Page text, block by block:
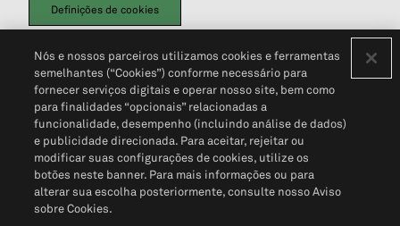
Definições de cookies
Política de PrivacidadePortal de privacidade do cliente (em inglês)
Não Venda Minhas Informações Pessoais© 2026 S&P Global
Nós e nossos parceiros utilizamos cookies e ferramentas
semelhantes (“Cookies”) conforme necessário para
fornecer serviços digitais e operar nosso site, bem como
para finalidades “opcionais” relacionadas a
funcionalidade, desempenho (incluindo análise de dados)
e publicidade direcionada. Para aceitar, rejeitar ou
modificar suas configurações de cookies, utilize os
botões neste banner. Para mais informações ou para
alterar sua escolha posteriormente, consulte nosso Aviso
sobre Cookies.